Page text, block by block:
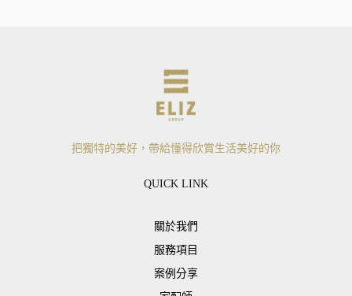
把獨特的美好，帶給懂得欣賞生活美好的你
QUICK LINK
關於我們
服務項目
案例分享